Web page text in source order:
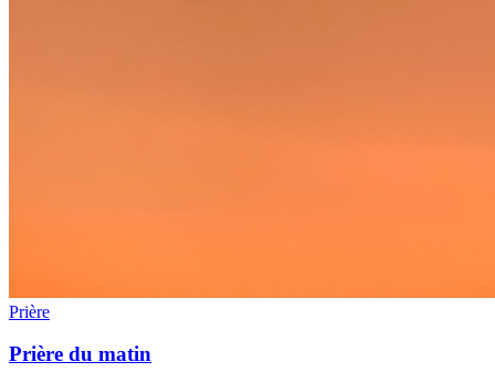
Prière
Prière du matin